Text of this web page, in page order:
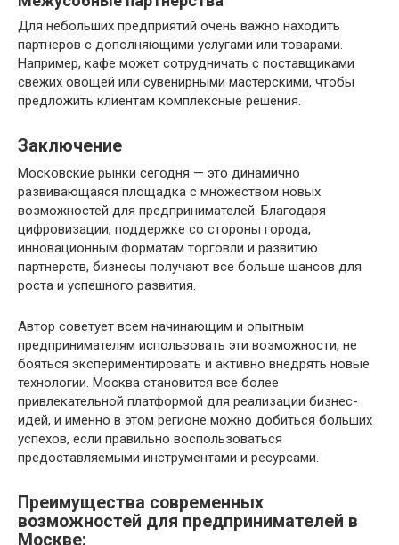
Для небольших предприятий очень важно находить
партнеров с дополняющими услугами или товарами.
Например, кафе может сотрудничать с поставщиками
свежих овощей или сувенирными мастерскими, чтобы
предложить клиентам комплексные решения.
Заключение
Московские рынки сегодня — это динамично
развивающаяся площадка с множеством новых
возможностей для предпринимателей. Благодаря
цифровизации, поддержке со стороны города,
инновационным форматам торговли и развитию
партнерств, бизнесы получают все больше шансов для
роста и успешного развития.
Автор советует всем начинающим и опытным
предпринимателям использовать эти возможности, не
бояться экспериментировать и активно внедрять новые
технологии. Москва становится все более
привлекательной платформой для реализации бизнес-
идей, и именно в этом регионе можно добиться больших
успехов, если правильно воспользоваться
предоставляемыми инструментами и ресурсами.
Преимущества современных
возможностей для предпринимателей в
Москве: